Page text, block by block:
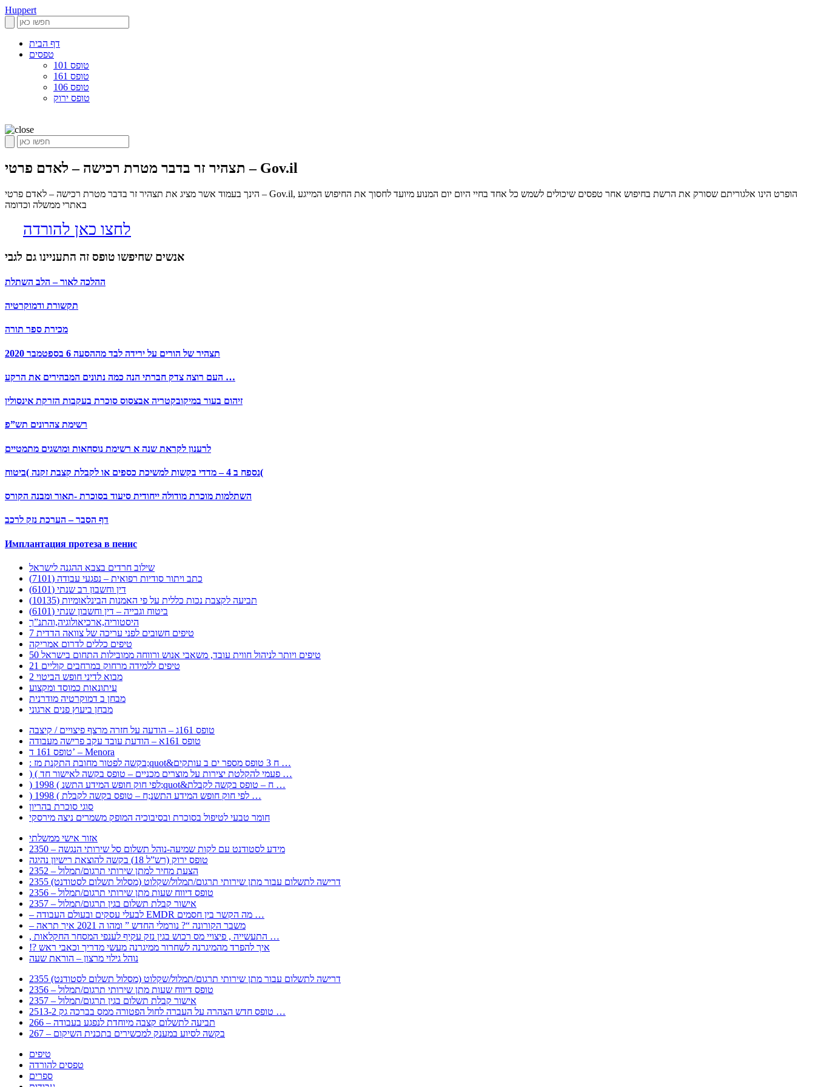
Huppert
דף הבית
טפסים
טופס 101
טופס 161
טופס 106
טופס ירוק
תצהיר זר בדבר מטרת רכישה – לאדם פרטי – Gov.il
הינך בעמוד אשר מציג את תצהיר זר בדבר מטרת רכישה – לאדם פרטי – Gov.il, הופרט הינו אלגוריתם שסורק את הרשת בחיפוש אחר טפסים שיכולים לשמש כל אחד בחיי היום יום המנוע מיועד לחסוך את החיפוש המייגע
באתרי ממשלה וכדומה
לחצו כאן להורדה
אנשים שחיפשו טופס זה התעניינו גם לגבי
ההלכה לאור – הלב השתלת
תקשורת ודמוקרטיה
מכירת ספר תורה
תצהיר של הורים על ירידה לבד מההסעה 6 בספטמבר 2020
העם רוצה צדק חברתי הנה כמה נתונים המבהירים את הרקע …
זיהום בעור במיקובקטריה אבצסוס סוכרת בעקבות הזרקת אינסולין
רשימת צהרונים תש”פ
לרענון לקראת שנה א רשימת נוסחאות ומושגים מתמטיים
נספח ב 4 – מדדי בקשות למשיכת כספים או לקבלת קצבת זקנה )ביטוח(
השתלמות מוכרת מודולה ייחודית סיעוד בסוכרת -תאור ומבנה הקורס
דף הסבר – הערכת נזק לרכב
Имплантация протеза в пенис
שילוב חרדים בצבא ההגנה לישראל
כתב ויתור סודיות רפואית – נפגעי עבודה (7101)
דין וחשבון רב שנתי (6101)
תביעה לקצבת נכות כללית על פי האמנות הבינלאומיות (10135)
ביטוח וגבייה – דין וחשבון שנתי (6101)
היסטוריה,ארכיאולוגיה,והתנ”ך
7 טיפים חשובים לפני עריכה של צוואה הדדית
טיפים כללים לדרום אמריקה
50 טיפים ויותר לניהול חווית עובד, משאבי אנוש ורווחה ממובילות התחום בישראל
21 טיפים ללמידה מרחוק במרחבים קוליים
מבוא לדיני חופש הביטוי 2
עיתונאות כמוסד ומקצוע
מבחן ב דמוקרטיה מודרנית
מבחן ביעוץ פנים ארגוני
טופס 161ג – הודעה על חזרה מרצף פיצויים / קיצבה
טופס 161א – הודעת עובד עקב פרישה מעבודה
טופס 161 ד’ – Menora
: בקשה לפטור מחובת התקנת מז;quot&ח 3 טופס מספר ים ב עותקים …
) ( פעמי להקלטת יצירות על מוצרים מכניים – טופס בקשה לאישור חד …
) 1998 ( לפי חוק חופש המידע התשנ;quot&ח – טופס בקשה לקבלת …
) 1998 ( לפי חוק חופש המידע התשנ;ח – טופס בקשה לקבלת …
סוגי סוכרת בהריון
חומר טבעי לטיפול בסוכרת ובסיבוכיה המופק משמרים ניצה מירסקי
אזור אישי ממשלתי
2350 – מידע לסטודנט עם לקות שמיעה-נוהל תשלום סל שירותי הנגשה
טופס ירוק (רש”ל 18) בקשה להוצאת רישיון נהיגה
2352 – הצעת מחיר למתן שירותי תרגום/תמלול
2355 דרישה לתשלום עבור מתן שירותי תרגום/תמלול/שקלוט (מסלול תשלום לסטודנט)
2356 – טופס דיווח שעות מתן שירותי תרגום/תמלול
2357 – אישור קבלת תשלום בגין תרגום/תמלול
– לבעלי עסקים ובעולם העבודה EMDR מה הקשר בין חסמים …
– משבר הקורונה “? נורמלי החדש ” ומהו ה 2021 איך תראה
, התעשייה , פיצויי מס רכוש בגין נזק עקיף לענפי המסחר החקלאות …
!? איך להפרד מהמיגרנה לשחרור ממיגרנה מעשי מדריך וכאבי ראש
נוהל גילוי מרצון – הוראת שעה
2355 דרישה לתשלום עבור מתן שירותי תרגום/תמלול/שקלוט (מסלול תשלום לסטודנט)
2356 – טופס דיווח שעות מתן שירותי תרגום/תמלול
2357 – אישור קבלת תשלום בגין תרגום/תמלול
2513-2 טופס חדש הצהרה על העברה לחול הפטורה ממס בברכה גק …
266 – תביעה לתשלום קצבה מיוחדת לנפגע בעבודה
267 – בקשה לסיוע במענק למכשירים בתכנית השיקום
טיפים
טפסים להורדה
ספרים